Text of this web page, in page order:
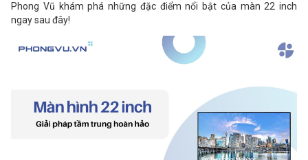
Phong Vũ khám phá những đặc điểm nổi bật của màn 22 inch
ngay sau đây!